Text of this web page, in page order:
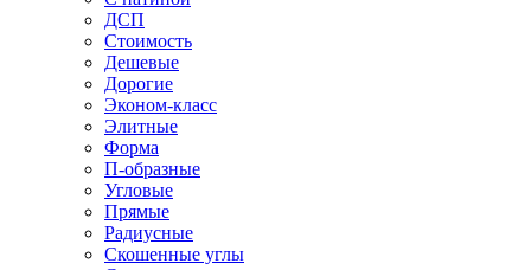
ДСП
Стоимость
Дешевые
Дорогие
Эконом-класс
Элитные
Форма
П-образные
Угловые
Прямые
Радиусные
Скошенные углы